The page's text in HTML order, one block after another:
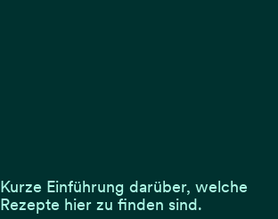
Kurze Einführung darüber, welche
Rezepte hier zu finden sind.